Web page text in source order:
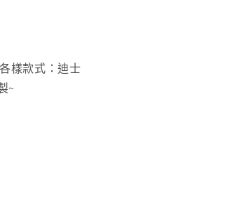
樣款式：迪士
~